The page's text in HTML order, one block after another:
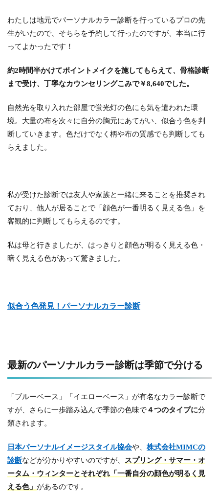
わたしは地元でパーソナルカラー診断を行っているプロの先
生がいたので、そちらを予約して行ったのですが、本当に行
ってよかったです！
約2時間半かけてポイントメイクを施してもらえて、骨格診断
まで受け、丁寧なカウンセリングこみで￥8,640でした。
自然光を取り入れた部屋で蛍光灯の色にも気を遣われた環
境。大量の布を次々に自分の胸元にあてがい、似合う色を判
断していきます。色だけでなく柄や布の質感でも判断しても
らえました。
私が受けた診断では友人や家族と一緒に来ることを推奨され
ており、他人が居ることで「顔色が一番明るく見える色」を
客観的に判断してもらえるのです。
私は母と行きましたが、はっきりと顔色が明るく見える色・
暗く見える色があって驚きました。
似合う色発見！パーソナルカラー診断
最新のパーソナルカラー診断は季節で分ける
「ブルーベース」「イエローベース」が有名なカラー診断で
すが、さらに一歩踏み込んで季節の色味で４つのタイプに分
類されます。
日本パーソナルイメージスタイル協会や、 株式会社MIMCの
診断などが分かりやすいのですが、
スプリング・サマー・オ
ータム・ウィンターとそれぞれ「一番自分の顔色が明るく見
える色」 があるのです。